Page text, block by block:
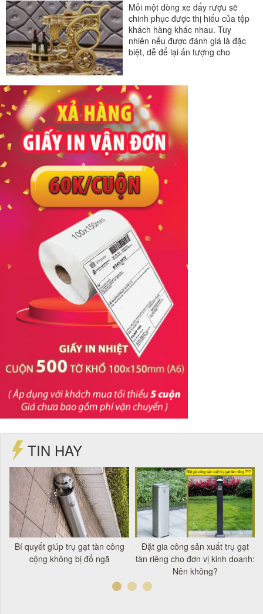
Mỗi một dòng xe đẩy rượu sẽ
chinh phục được thị hiếu của tệp
khách hàng khác nhau. Tuy
nhiên nếu được đánh giá là đặc
biệt, dễ để lại ấn tượng cho
TIN HAY
Bí quyết giúp trụ gạt tàn công
cộng không bị đổ ngã
Đặt gia công sản xuất trụ gạt
tàn riêng cho đơn vị kinh doanh:
Nên không?